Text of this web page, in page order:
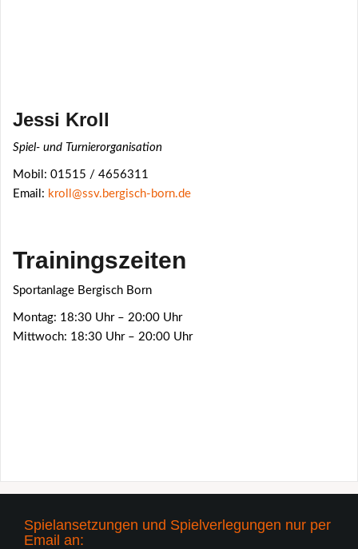
Jessi Kroll
Spiel- und Turnierorganisation
Mobil: 01515 / 4656311
Email: kroll@ssv.bergisch-born.de
Trainingszeiten
Sportanlage Bergisch Born
Montag: 18:30 Uhr – 20:00 Uhr
Mittwoch: 18:30 Uhr – 20:00 Uhr
Spielansetzungen und Spielverlegungen nur per
Email an: